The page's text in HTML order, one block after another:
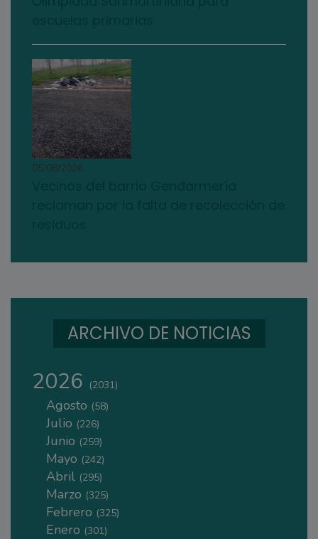
05/08/2026
ARCHIVO DE NOTICIAS
2026 (2031)
Agosto (58)
Julio (226)
Junio (259)
Mayo (242)
Abril (295)
Marzo (325)
Febrero (325)
Enero (301)